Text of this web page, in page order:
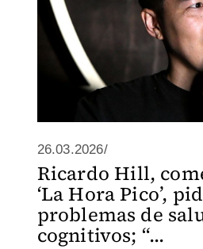
26.03.2026/
Ricardo Hill,
‘La Hora Pico’,
problemas de
cognitivos; “...